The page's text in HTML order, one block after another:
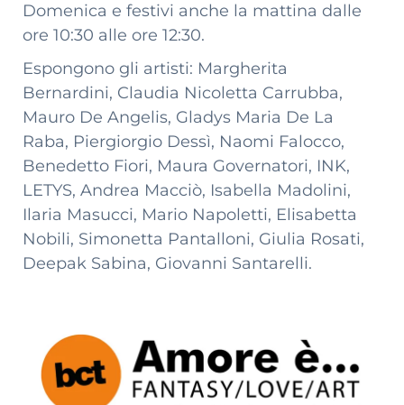
Domenica e festivi anche la mattina dalle
ore 10:30 alle ore 12:30.
Espongono gli artisti: Margherita
Bernardini, Claudia Nicoletta Carrubba,
Mauro De Angelis, Gladys Maria De La
Raba, Piergiorgio Dessì, Naomi Falocco,
Benedetto Fiori, Maura Governatori, INK,
LETYS, Andrea Macciò, Isabella Madolini,
Ilaria Masucci, Mario Napoletti, Elisabetta
Nobili, Simonetta Pantalloni, Giulia Rosati,
Deepak Sabina, Giovanni Santarelli.